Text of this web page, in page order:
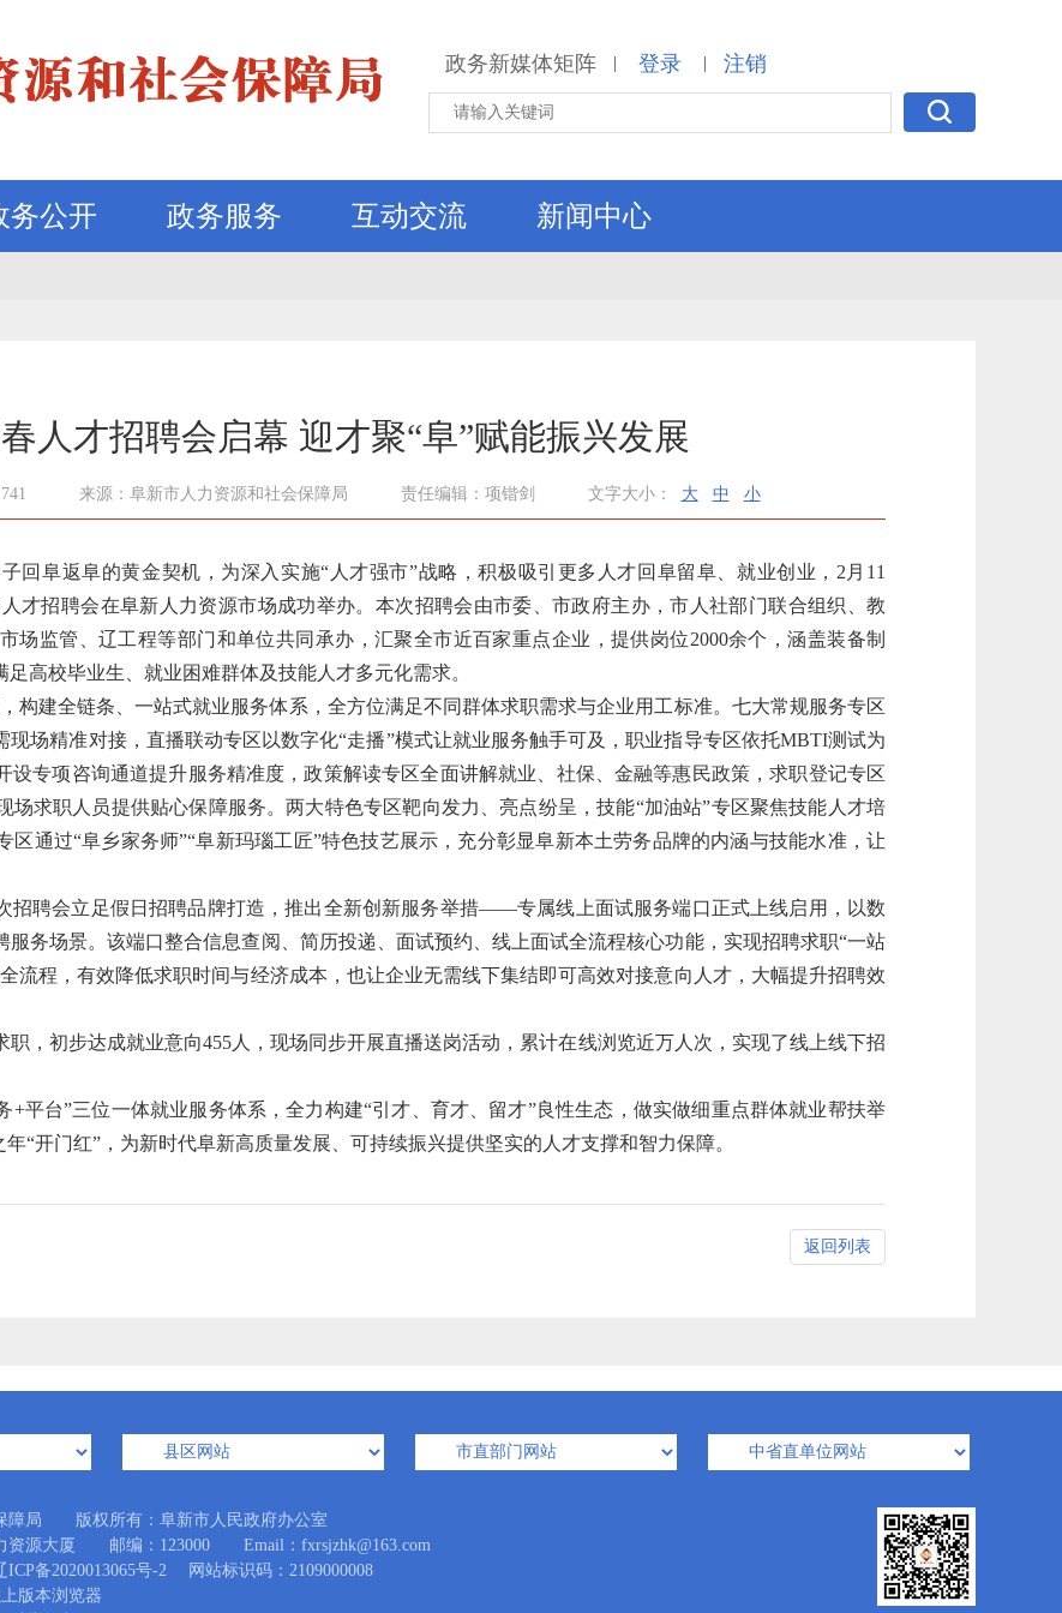
政务新媒体矩阵 | 登录 | 注销
务公开 政务服务 互动交流 新闻中心
人才招聘会启幕 迎才聚“阜”赋能振兴发展
来源：阜新市人力资源和社会保障局 责任编辑：项锴剑 文字大小： 大 中 小
回阜返阜的黄金契机，为深入实施“人才强市”战略，积极吸引更多人才回阜留阜、就业创业，2月11
人才招聘会在阜新人力资源市场成功举办。本次招聘会由市委、市政府主办，市人社部门联合组织、教
场监管、辽工程等部门和单位共同承办，汇聚全市近百家重点企业，提供岗位2000余个，涵盖装备制
高校毕业生、就业困难群体及技能人才多元化需求。
构建全链条、一站式就业服务体系，全方位满足不同群体求职需求与企业用工标准。七大常规服务专区
场精准对接，直播联动专区以数字化“走播”模式让就业服务触手可及，职业指导专区依托MBTI测试为
设专项咨询通道提升服务精准度，政策解读专区全面讲解就业、社保、金融等惠民政策，求职登记专区
场求职人员提供贴心保障服务。两大特色专区靶向发力、亮点纷呈，技能“加油站”专区聚焦技能人才培
通过“阜乡家务师”“阜新玛瑙工匠”特色技艺展示，充分彰显阜新本土劳务品牌的内涵与技能水准，让
招聘会立足假日招聘品牌打造，推出全新创新服务举措——专属线上面试服务端口正式上线启用，以数
务场景。该端口整合信息查阅、简历投递、面试预约、线上面试全流程核心功能，实现招聘求职“一站
流程，有效降低求职时间与经济成本，也让企业无需线下集结即可高效对接意向人才，大幅提升招聘效
职，初步达成就业意向455人，现场同步开展直播送岗活动，累计在线浏览近万人次，实现了线上线下招
+平台”三位一体就业服务体系，全力构建“引才、育才、留才”良性生态，做实做细重点群体就业帮扶举
“开门红”，为新时代阜新高质量发展、可持续振兴提供坚实的人才支撑和智力保障。
返回列表
障局 版权所有：阜新市人民政府办公室
资源大厦 邮编：123000 Email：fxrsjzhk@163.com
ICP备2020013065号-2 网站标识码：2109000008
版本浏览器